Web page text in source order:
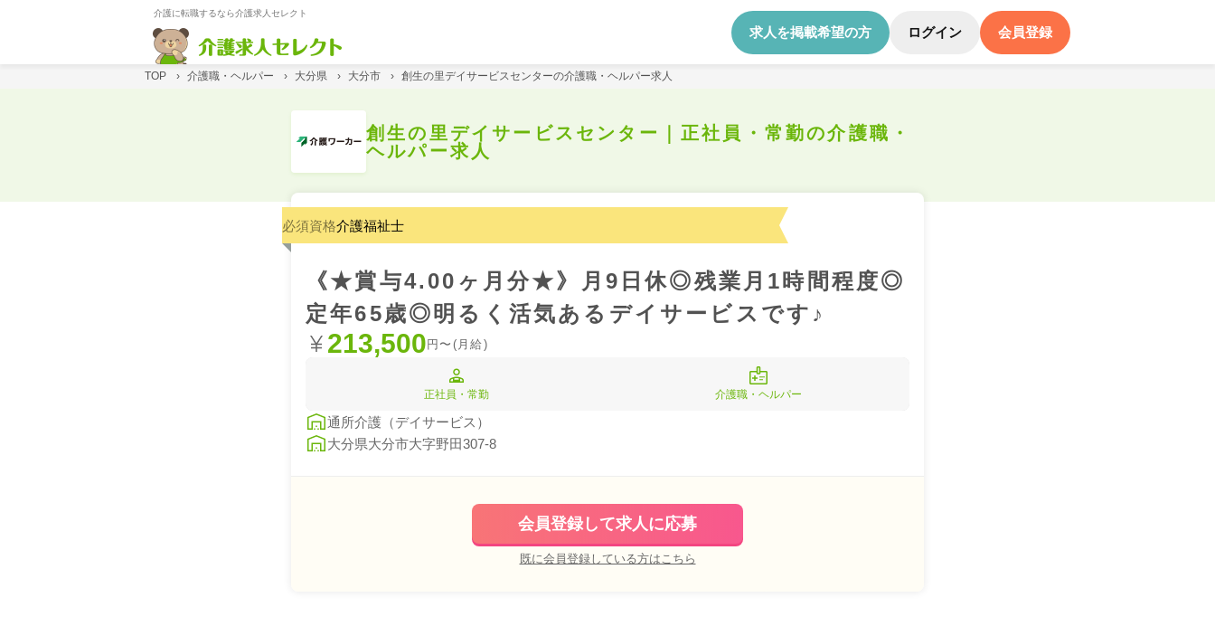
介護に転職するなら介護求人セレクト
求人を掲載希望の方 ログイン 会員登録
TOP › 介護職・ヘルパー › 大分県 › 大分市 › 創生の里デイサービスセンターの介護職・ヘルパー求人
創生の里デイサービスセンター｜正社員・常勤の介護職・
ヘルパー求人
必須資格介護福祉士
《★賞与4.00ヶ月分★》月9日休◎残業月1時間程度◎
定年65歳◎明るく活気あるデイサービスです♪
213,500円〜(月給)
正社員・常勤 介護職・ヘルパー
通所介護（デイサービス）
大分県大分市大字野田307-8
会員登録して求人に応募
既に会員登録している方はこちら